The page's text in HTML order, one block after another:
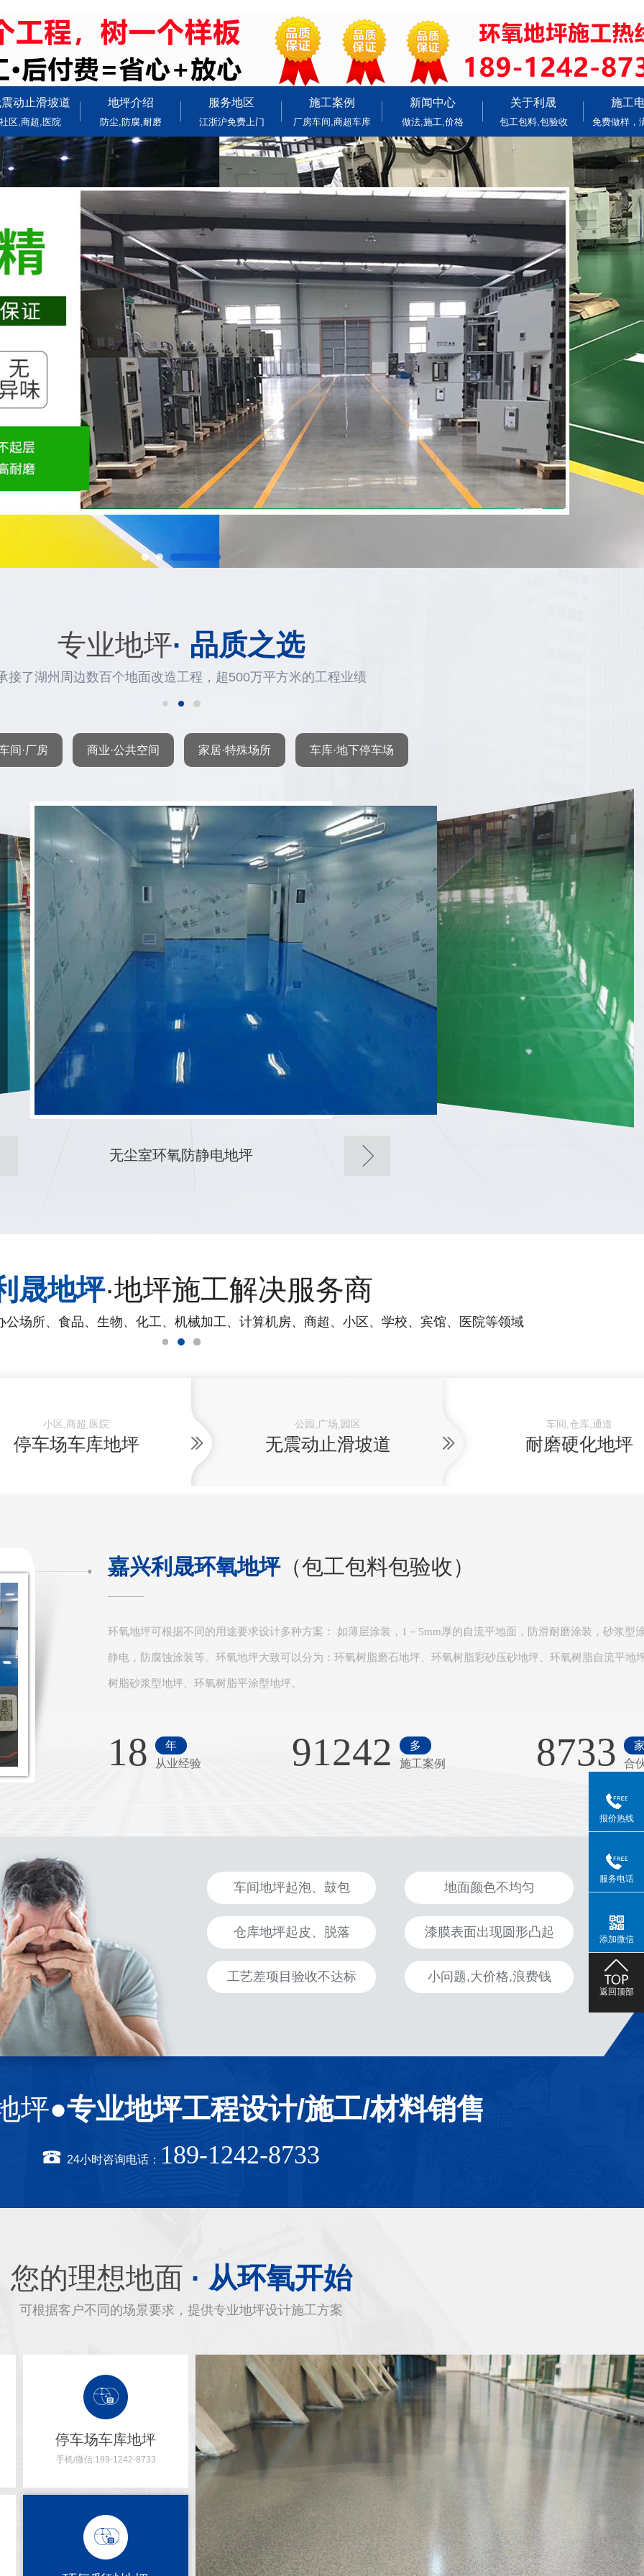
动止滑坡道
社区,商超,医院
地坪介绍
防尘,防腐,耐磨
服务地区
江浙沪免费上门
施工案例
厂房车间,商超车库
新闻中心
做法,施工,价格
关于利晟
包工包料,包验收
施工
免费做样，
专业地坪· 品质之选
接了湖州周边数百个地面改造工程，超500万平方米的工程业绩
间·厂房 商业·公共空间 家居·特殊场所 车库·地下停车场
环氧砂浆滚涂
晟地坪·地坪施工解决服务商
公场所、食品、生物、化工、机械加工、计算机房、商超、小区、学校、宾馆、医院等领域
小区,商超,医院
停车场车库地坪
公园,广场,园区
无震动止滑坡道
车间,仓库,通道
耐磨硬化地坪
嘉兴利晟环氧地坪（包工包料包验收）
环氧地坪可根据不同的用途要求设计多种方案 ： 如薄层涂装，1－5mm厚的自流平地面，防滑耐磨涂装，砂浆型
静电，防腐蚀涂装等。环氧地坪大致可以分为：环氧树脂磨石地坪、环氧树脂彩砂压砂地坪、环氧树脂自流平地
树脂砂浆型地坪、环氧树脂平涂型地坪。
18
年
从业经验
91242
多
施工案例
8733
合
车间地坪起泡、鼓包 地面颜色不均匀
仓库地坪起皮、脱落 漆膜表面出现圆形凸起
工艺差项目验收不达标 小问题,大价格,浪费钱
坪●专业地坪工程设计/施工/材料销售
24小时咨询电话： 189-1242-8733
您的理想地面 · 从环氧开始
可根据客户不同的场景要求，提供专业地坪设计施工方案
停车场车库地坪
手机/微信:189-1242-8733
报价热线
服务电话
添加微信
返回顶部